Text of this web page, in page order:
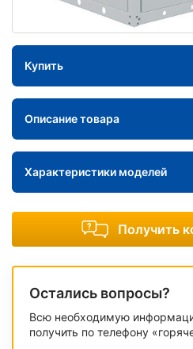
Купить
Описание товара
Характеристики моделей
Получить
Остались вопросы?
Всю необходимую
получить по телефону